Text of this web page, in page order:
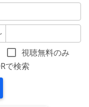
視聴無料のみ
で検索